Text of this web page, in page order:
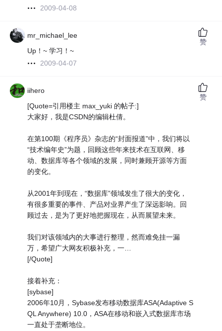
2009-04-08
mr_michael_lee
Up！~ 学习！~
2009-04-07
赞
iihero
[Quote=引用楼主 max_yuki 的帖子:]
大家好，我是CSDN的编辑杜倩。
在第100期《程序员》杂志的“封面报道”中，我们将以
“技术编年史”为题，回顾这些年来技术在互联网、移
动、数据库等各个领域的发展，同时兼顾开源等方面
的变化。
从2001年到现在，“数据库”领域发生了很大的变化，
有很多重要的事件、产品对业界产生了深远影响。回
顾过去，是为了更好地把握现在，从而展望未来。
我们对该领域内的大事进行整理，然而难免挂一漏
万，希望广大网友积极补充，一…
[/Quote]
接着补充：
[sybase]
2006年10月，Sybase发布移动数据库ASA(Adaptive S
QL Anywhere) 10.0，ASA在移动和嵌入式数据库市场
一直处于垄断地位。
赞